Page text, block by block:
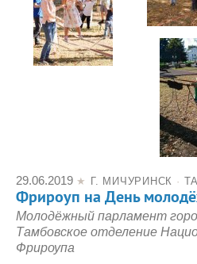
29.06.2019★ Г. МИЧУРИНСК ·
Фрироуп на День
Молодёжный парламент
Тамбовское отделение
Фрироупа